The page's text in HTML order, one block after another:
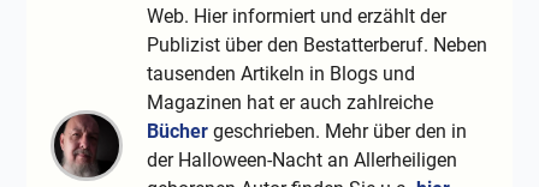
Web. Hier informiert und erzählt der
Publizist über den Bestatterberuf. Neben
tausenden Artikeln in Blogs und
Magazinen hat er auch zahlreiche
Bücher geschrieben. Mehr über den in
der Halloween-Nacht an Allerheiligen